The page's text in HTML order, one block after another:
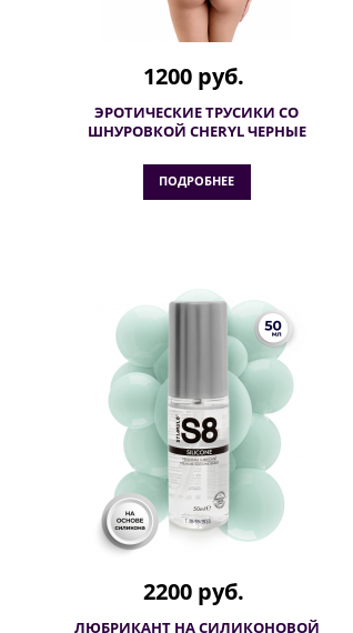
1200 руб.
ЭРОТИЧЕСКИЕ ТРУСИКИ СО
ШНУРОВКОЙ CHERYL ЧЕРНЫЕ
ПОДРОБНЕЕ
2200 руб.
ЛЮБРИКАНТ НА СИЛИКОНОВОЙ